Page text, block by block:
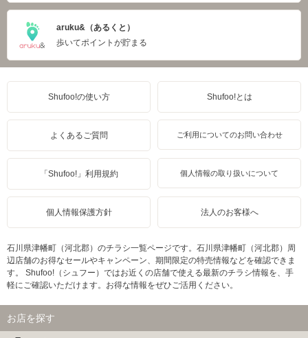
aruku&（あるくと）
歩いてポイントが貯まる
Shufoo!の使い方 Shufoo!とは
よくあるご質問 ご利用についてのお問い合わせ
「Shufoo!」利用規約 個人情報の取り扱いについて
個人情報保護方針 法人のお客様へ
石川県津幡町（河北郡）のチラシ一覧ページです。石川県津幡町（河北郡）周
辺店舗のお得なセールやキャンペーン、期間限定の特売情報などを確認できま
す。 Shufoo!（シュフー）ではお近くの店舗で使える最新のチラシ情報を、手
軽にご確認いただけます。お得な情報をぜひご活用ください。
お店を探す